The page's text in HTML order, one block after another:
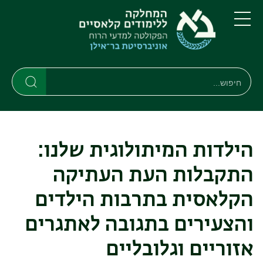
דילוג
לתוכן
העיקרי
דילוג
לתפריט
ניווט
ראשי
תפריט
חיפוש
חיפוש
הילדות המיתולוגית שלנו:
התקבלות העת העתיקה
הקלאסית בתרבות הילדים
והצעירים בתגובה לאתגרים
אזוריים וגלובליים